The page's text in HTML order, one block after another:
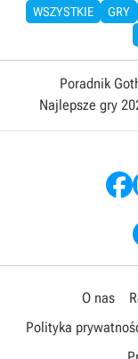
WSZYSTKIE GRY
Poradnik
Najlepsze gry
O nas
Polityka